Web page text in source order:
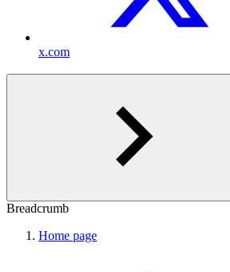
x.com
Breadcrumb
Home page